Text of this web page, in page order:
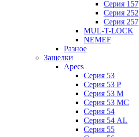
Серия 157
Серия 252
Серия 257
MUL-T-LOCK
NEMEF
Разное
Защелки
Apecs
Серия 53
Серия 53 P
Серия 53 М
Серия 53 МC
Серия 54
Серия 54 AL
Серия 55